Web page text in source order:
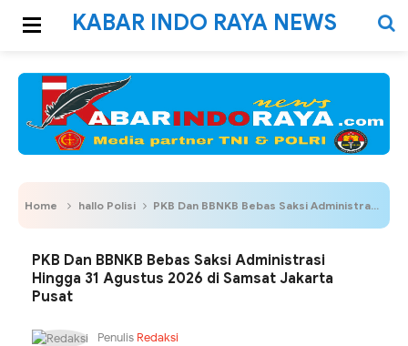
KABAR INDO RAYA NEWS
Home hallo Polisi PKB Dan BBNKB Bebas Saksi Administrasi Hingga 31 Agustus 2026 di Samsat Jakarta Pusat
PKB Dan BBNKB Bebas Saksi Administrasi
Hingga 31 Agustus 2026 di Samsat Jakarta
Pusat
Penulis Redaksi